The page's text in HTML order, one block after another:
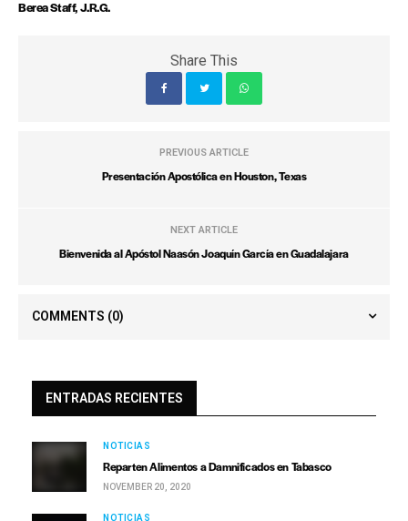
Share This
PREVIOUS ARTICLE
NEXT ARTICLE
ENTRADAS RECIENTES
NOTICIAS
Reparten Alimentos a Damnificados en Tabasco